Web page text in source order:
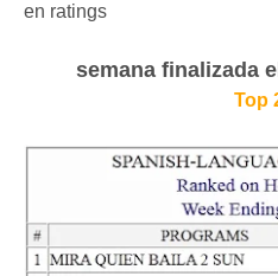
en ratings
semana finalizada
Top